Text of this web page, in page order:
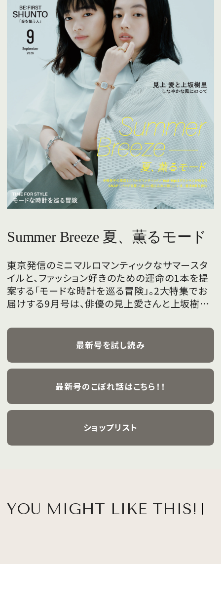
Summer Breeze 夏、薫るモード
東京発信のミニマルロマンティックなサマースタ
イルと、ファッション好きのための運命の1本を提
案する「モードな時計を巡る冒険」。2大特集でお
届けする9月号は、俳優の見上愛さんと上坂樹里
飾ります。
最新号を試し読み
最新号のこぼれ話はこちら！！
ショップリスト
YOU MIGHT LIKE THIS!